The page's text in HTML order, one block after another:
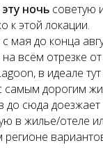
ночь советую
к этой локации.
мая до конца
всём отрезке от
в идеале
самым дорогим
до сюда
в жилье/отеле
регионе